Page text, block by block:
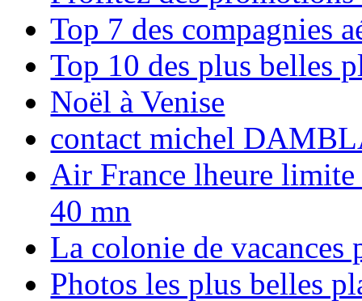
Top 7 des compagnies
Top 10 des plus belles
Noël à Venise
contact michel
Air France lheure limite
40 mn
La colonie de vacances
Photos les plus belles